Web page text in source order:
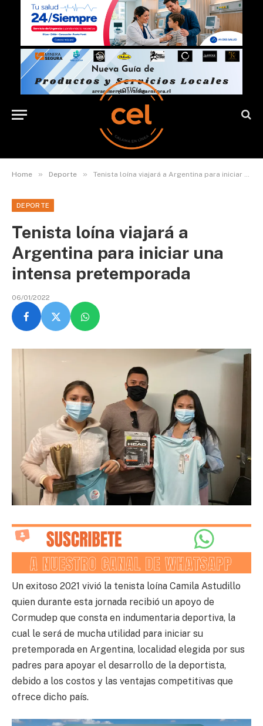
Home » Deporte » Tenista loína viajará a Argentina para iniciar una intensa pretemporada
DEPORTE
Tenista loína viajará a
Argentina para iniciar una
intensa pretemporada
06/01/2022
Un exitoso 2021 vivió la tenista loína Camila Astudillo
quien durante esta jornada recibió un apoyo de
Cormudep que consta en indumentaria deportiva, la
cual le será de mucha utilidad para iniciar su
pretemporada en Argentina, localidad elegida por sus
padres para apoyar el desarrollo de la deportista,
debido a los costos y las ventajas competitivas que
ofrece dicho país.